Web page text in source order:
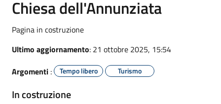
Chiesa dell'Annunziata
Pagina in costruzione
Ultimo aggiornamento: 21 ottobre 2025, 15:54
Argomenti : Tempo libero Turismo
In costruzione